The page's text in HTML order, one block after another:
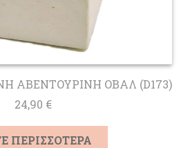
ΑΒΕΝΤΟΥΡΙΝΗ ΟΒΑΛ (D173)
24,90 €
ΠΕΡΙΣΣΟΤΕΡΑ